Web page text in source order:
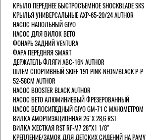
КРЫЛО ПЕРЕДНЕЕ БЫСТРОСЪЕМНОЕ SHOCKBLADE SKS
КРЫЛЬЯ УНИВЕРСАЛЬНЫЕ AXP-65-20/24 AUTHOR
НАСОС НАПОЛЬНЫЙ GIYO
НАСОС ДЛЯ ВИЛОК ВЕТО
ФОНАРЬ ЗАДНИЙ VENTURA
ФАРА ПЕРЕДНЯЯ SMART
ДЕРЖАТЕЛЬ ФЛЯГИ ABC-16N AUTHOR
ШЛЕМ СПОРТИВНЫЙ SKIFF 191 PINK-NEON/BLACK Р-Р
52-58СМ AUTHOR
НАСОС BOOSTER BLACK AUTHOR
НАСОС BETO АЛЮМИНИЕВЫЙ ФРЕЗЕРОВАННЫЙ
НАСОС ВЕЛОСИПЕДНЫЙ GIYO GM-71 С МАНОМЕТРОМ
ВИЛКА АМОРТИЗАЦИОННАЯ 26"Х 28,6 RST
ВИЛКА ЖЕСТКАЯ RST RF-M7 28"Х1 1/8"
КРЕПЛЕНИЕ/ЗАМОК ДЛЯ ДЕТСКИХ СИДЕНИЙ НА РАМУ